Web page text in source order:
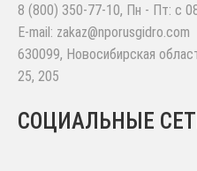
8 (800) 350-77-10, Пн - Пт: с
E-mail: zakaz@nporusgidro.com
630099, Новосибирская
25, 205
СОЦИАЛЬНЫЕ